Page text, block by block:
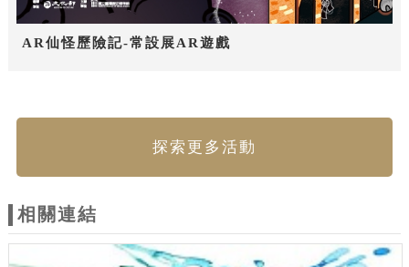
AR仙怪歷險記-常設展AR遊戲
探索更多活動
相關連結